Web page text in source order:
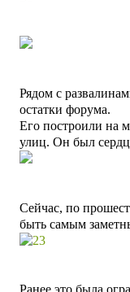
Рядом с
остатки форума.
Его построили на
улиц. Он был
Сейчас, по
быть самым